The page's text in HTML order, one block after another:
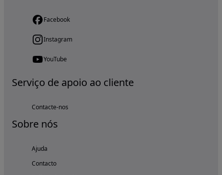
Facebook
Instagram
YouTube
Serviço de apoio ao cliente
Contacte-nos
Sobre nós
Ajuda
Contacto